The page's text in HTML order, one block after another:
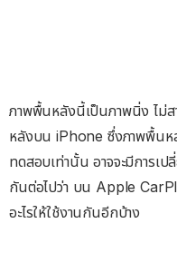
ภาพพื้นหลังนี้เป็นภาพนิ่ง ไม่ส
หลังบน iPhone ซึ่งภาพพื้นห
ทดสอบเท่านั้น อาจจะมีการเ
กันต่อไปว่า บน Apple
อะไรให้ใช้งานกันอีกบ้าง